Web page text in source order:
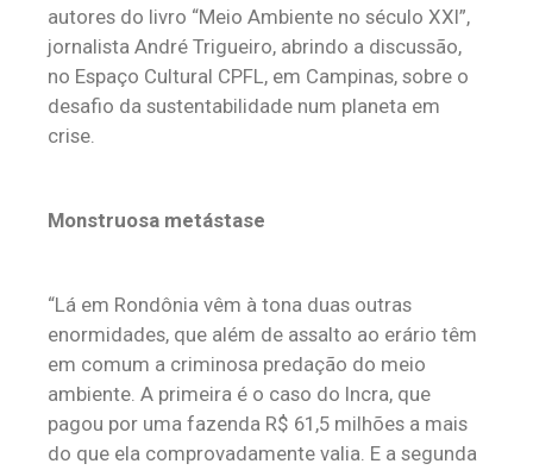
autores do livro “Meio Ambiente no século XXI”,
jornalista André Trigueiro, abrindo a discussão,
no Espaço Cultural CPFL, em Campinas, sobre o
desafio da sustentabilidade num planeta em
crise.
Monstruosa metástase
“Lá em Rondônia vêm à tona duas outras
enormidades, que além de assalto ao erário têm
em comum a criminosa predação do meio
ambiente. A primeira é o caso do Incra, que
pagou por uma fazenda R$ 61,5 milhões a mais
do que ela comprovadamente valia. E a segunda